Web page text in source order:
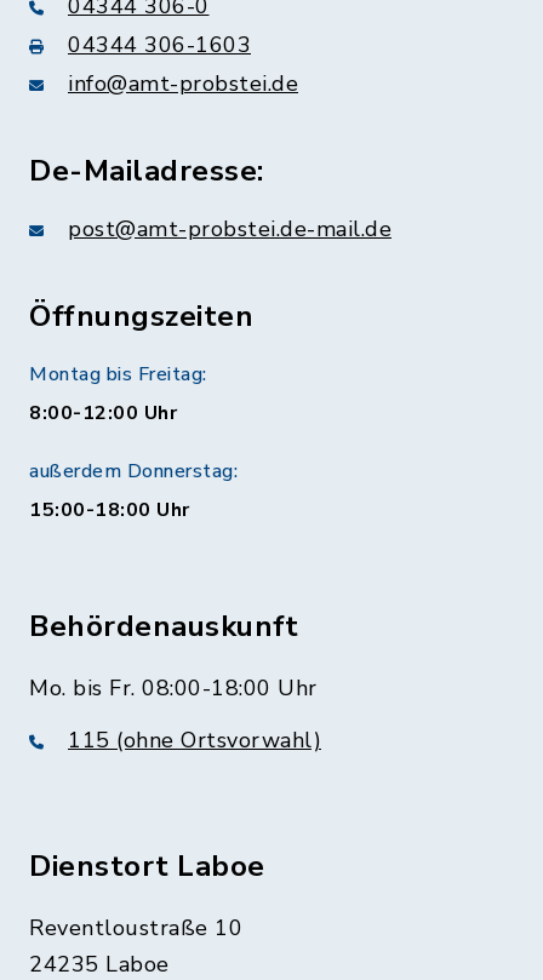
04344 306-0
04344 306-1603
info@amt-probstei.de
De-Mailadresse:
post@amt-probstei.de-mail.de
Öffnungszeiten
Montag bis Freitag:
8:00-12:00 Uhr
außerdem Donnerstag:
15:00-18:00 Uhr
Behördenauskunft
Mo. bis Fr. 08:00-18:00 Uhr
115 (ohne Ortsvorwahl)
Dienstort Laboe
Reventloustraße 10
24235 Laboe